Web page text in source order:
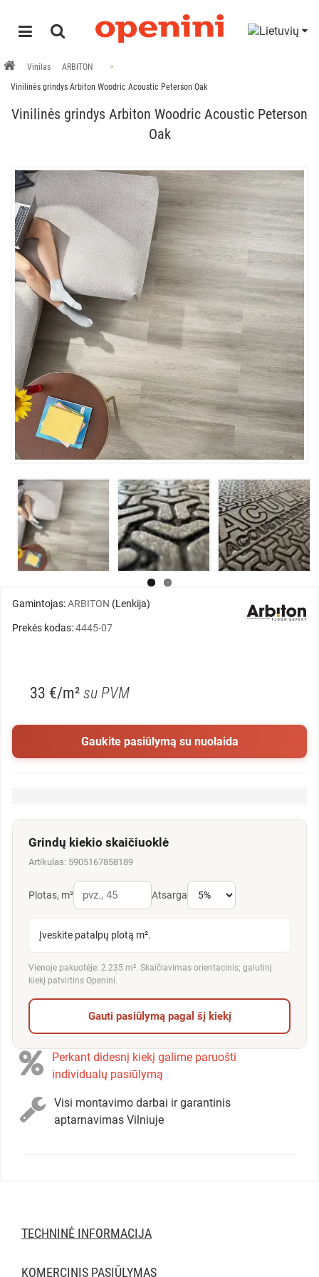
Vinilas
ARBITON
Vinilinės grindys Arbiton Woodric Acoustic Peterson Oak
Vinilinės grindys Arbiton Woodric Acoustic Peterson
Oak
Gamintojas:ARBITON (Lenkija)
Prekės kodas:4445-07
33 €/m² su PVM
Gaukite pasiūlymą su nuolaida
Grindų kiekio skaičiuoklė
Artikulas: 5905167858189
Plotas, m² Atsarga
Įveskite patalpų plotą m².
Vienoje pakuotėje: 2.235 m². Skaičiavimas orientacinis; galutinį
kiekį patvirtins Openini.
Gauti pasiūlymą pagal šį kiekį
Perkant didesnį kiekį galime paruošti
individualų pasiūlymą
Visi montavimo darbai ir garantinis
aptarnavimas Vilniuje
TECHNINĖ INFORMACIJA
KOMERCINIS PASIŪLYMAS